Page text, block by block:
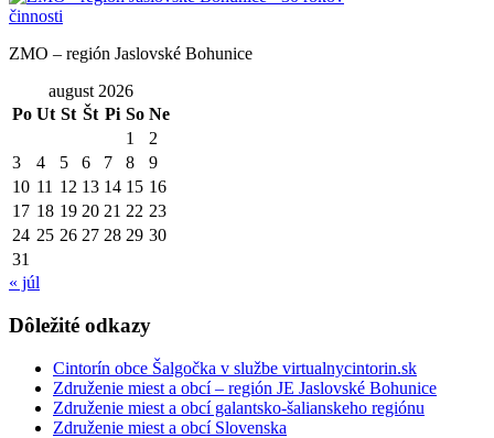
ZMO – región Jaslovské Bohunice
august 2026
Po Ut St Št Pi So Ne
1
2
3
4 5 6 7 8
9
10 11 12 13 14 15 16
17 18 19 20 21 22 23
24 25 26 27 28 29 30
31
« júl
Dôležité odkazy
Cintorín obce Šalgočka v službe virtualnycintorin.sk
Združenie miest a obcí – región JE Jaslovské Bohunice
Združenie miest a obcí galantsko-šalianskeho regiónu
Združenie miest a obcí Slovenska